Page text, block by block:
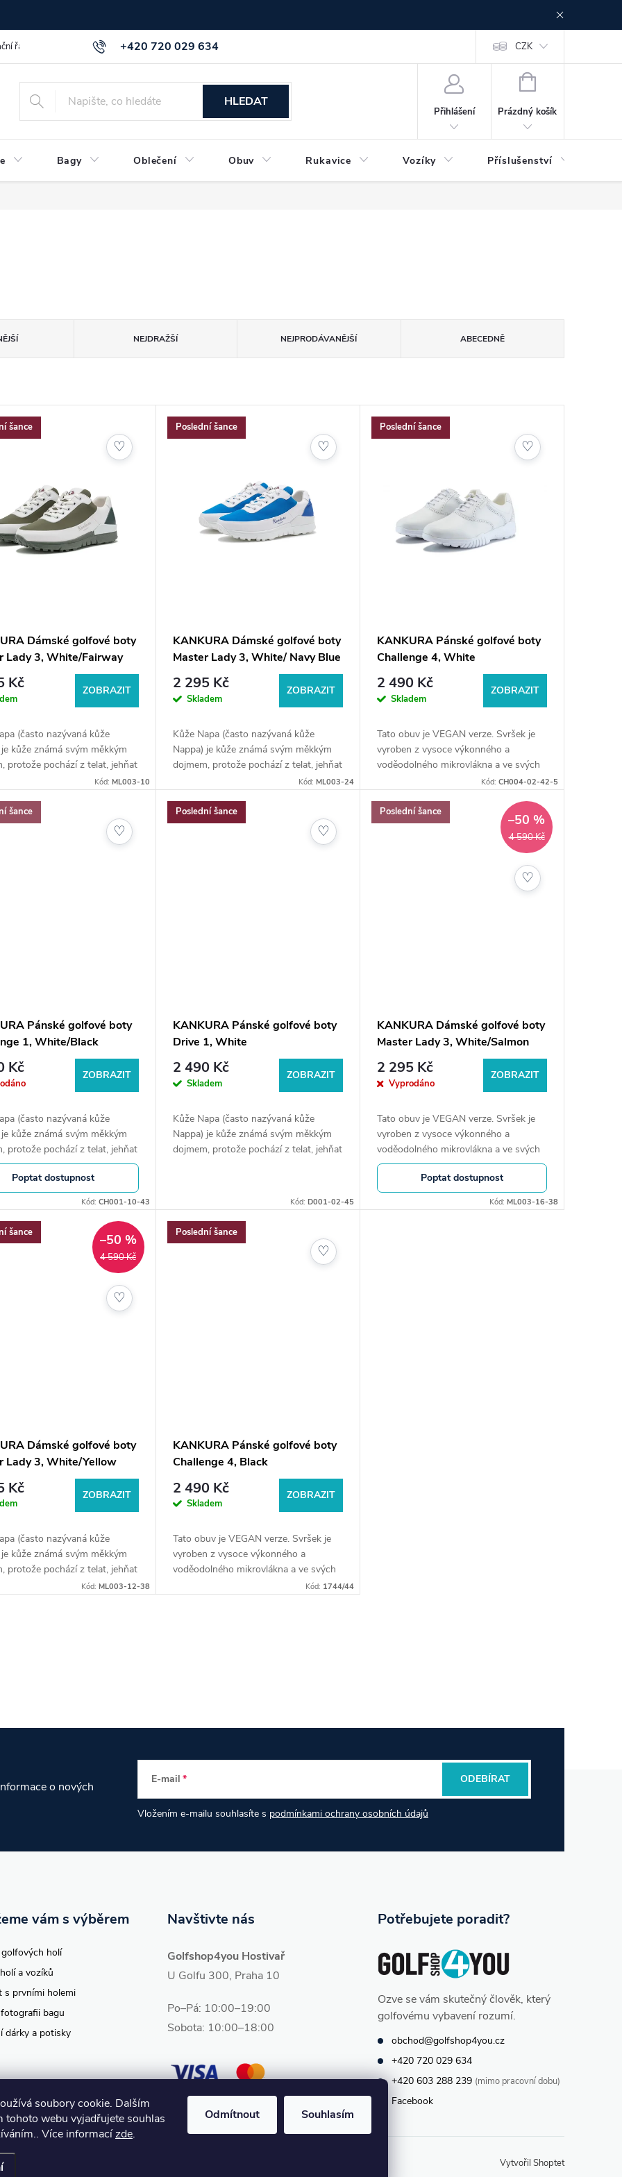
soubory cookie. Dalším
tohoto webu vyjadřujete souhlas
Více informacízde.
Odmítnout Souhlasím
+420 720 029 634
řád GDPR info a směrnice Kontakt CZK
HLEDAT
Přihlášení
NÁKUPNÍ
Prázdný košík
Bagy Oblečení Obuv Rukavice Vozíky Příslušenství
NEJDRAŽŠÍ NEJPRODÁVANĚJŠÍ ABECEDNĚ
šance
Dámské golfové boty
Lady 3, White/Fairway
Kč ZOBRAZIT
(často nazývaná kůže
kůže známá svým měkkým
protože pochází z telat, jehňat
mají měkké kůže. Délka
Kód: ML003-10
♡
Poslední šance
KANKURA Dámské golfové boty
Master Lady 3, White/ Navy Blue
2 295 Kč
Skladem
ZOBRAZIT
Kůže Napa (často nazývaná kůže
Nappa) je kůže známá svým měkkým
dojmem, protože pochází z telat, jehňat
a koz, které mají měkké kůže. Délka
Kód: ML003-24
♡
Poslední šance
KANKURA Pánské golfové boty
Challenge 4, White
2 490 Kč
Skladem
ZOBRAZIT
Tato obuv je VEGAN verze. Svršek je
vyroben z vysoce výkonného a
voděodolného mikrovlákna a ve svých
materiálech nebo výrobním procesu
29,8 cm.
Kód: CH004-02-42-5
♡
šance
Pánské golfové boty
1, White/Black
Kč ZOBRAZIT
(často nazývaná kůže
kůže známá svým měkkým
protože pochází z telat, jehňat
mají měkké kůže. Délka
cm.
Poptat dostupnost
Kód: CH001-10-43
♡
Poslední šance
KANKURA Pánské golfové boty
Drive 1, White
2 490 Kč
Skladem
ZOBRAZIT
Kůže Napa (často nazývaná kůže
Nappa) je kůže známá svým měkkým
dojmem, protože pochází z telat, jehňat
Kód: D001-02-45
♡
Poslední šance
4 590 Kč
–50 %
KANKURA Dámské golfové boty
Master Lady 3, White/Salmon
2 295 Kč
Vyprodáno
ZOBRAZIT
Tato obuv je VEGAN verze. Svršek je
vyroben z vysoce výkonného a
voděodolného mikrovlákna a ve svých
materiálech nebo výrobním procesu
neobsahuje žádné zvíře. Délka stélky
24,8 cm.
Poptat dostupnost
Kód: ML003-16-38
♡
šance
4 590 Kč
–50 %
Dámské golfové boty
Lady 3, White/Yellow
Kč ZOBRAZIT
(často nazývaná kůže
kůže známá svým měkkým
protože pochází z telat, jehňat
mají měkké kůže. Délka
Kód: ML003-12-38
♡
Poslední šance
KANKURA Pánské golfové boty
Challenge 4, Black
2 490 Kč
Skladem
ZOBRAZIT
Tato obuv je VEGAN verze. Svršek je
vyroben z vysoce výkonného a
voděodolného mikrovlákna a ve svých
materiálech nebo výrobním procesu
Kód: 1744/44
♡
o nových
E-mail
Vložením e-mailu souhlasíte s podmínkami ochrany osobních údajů
ODEBÍRAT
Navštivte nás
Golfshop4you Hostivař
U Golfu 300, Praha 10
Po–Pá: 10:00–19:00
Sobota: 10:00–18:00
vám s výběrem
holí
a vozíků
s prvními holemi
bagu
dárky a potisky
Potřebujete poradit?
Ozve se vám skutečný člověk, který
golfovému vybavení rozumí.
obchod@golfshop4you.cz
+420 720 029 634
+420 603 288 239 (mimo pracovní dobu)
Facebook
Vytvořil Shoptet
nastavení cookies